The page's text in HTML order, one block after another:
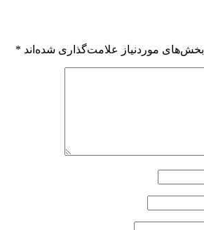
بخش‌های موردنیاز علامت‌گذاری شده‌اند *